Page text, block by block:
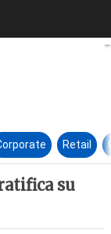
de HP y
Retail
su